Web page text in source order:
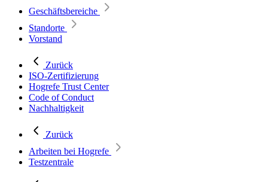
Geschäftsbereiche
Standorte
Vorstand
Zurück
ISO-Zertifizierung
Hogrefe Trust Center
Code of Conduct
Nachhaltigkeit
Zurück
Arbeiten bei Hogrefe
Testzentrale